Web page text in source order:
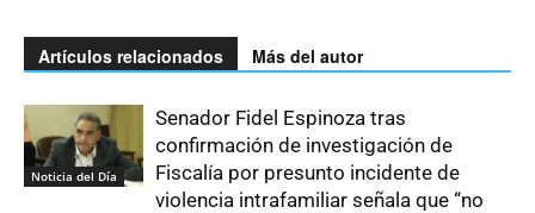
Artículos relacionados Más del autor
Noticia del Día
Senador Fidel Espinoza tras
confirmación de investigación de
Fiscalía por presunto incidente de
violencia intrafamiliar señala que “no